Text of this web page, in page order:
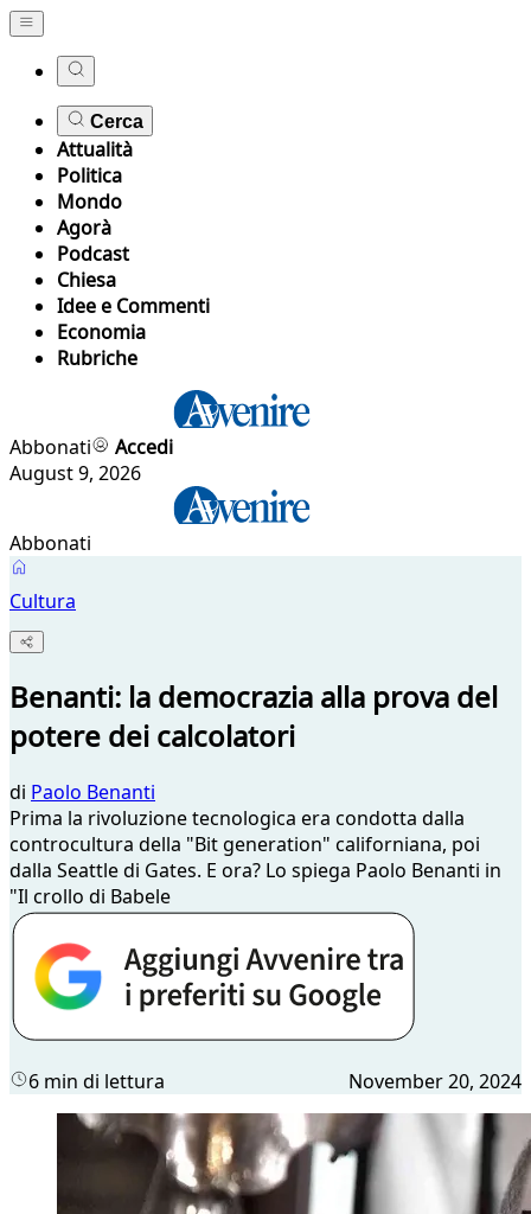
Cerca
Attualità
Politica
Mondo
Agorà
Podcast
Chiesa
Idee e Commenti
Economia
Rubriche
Abbonati
Accedi
August 9, 2026
Abbonati
Cultura
Benanti: la democrazia alla prova del
potere dei calcolatori
di Paolo Benanti
Prima la rivoluzione tecnologica era condotta dalla
controcultura della "Bit generation" californiana, poi
dalla Seattle di Gates. E ora? Lo spiega Paolo Benanti in
"Il crollo di Babele
6 min di lettura November 20, 2024